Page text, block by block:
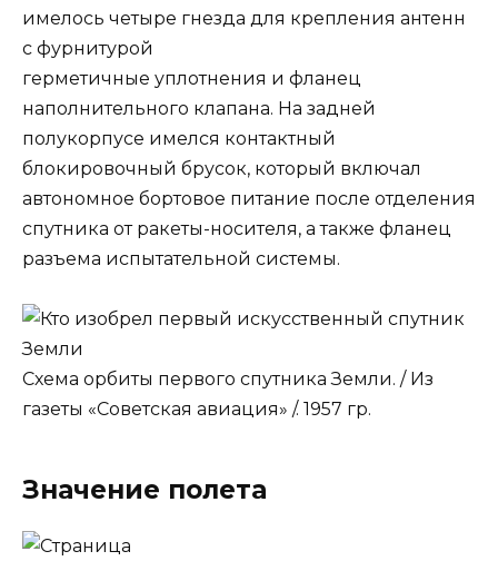
имелось четыре гнезда для крепления антенн
с фурнитурой
герметичные уплотнения и фланец
наполнительного клапана. На задней
полукорпусе имелся контактный
блокировочный брусок, который включал
автономное бортовое питание после отделения
спутника от ракеты-носителя, а также фланец
разъема испытательной системы.
Схема орбиты первого спутника Земли. / Из
газеты «Советская авиация» /. 1957 гр.
Значение полета